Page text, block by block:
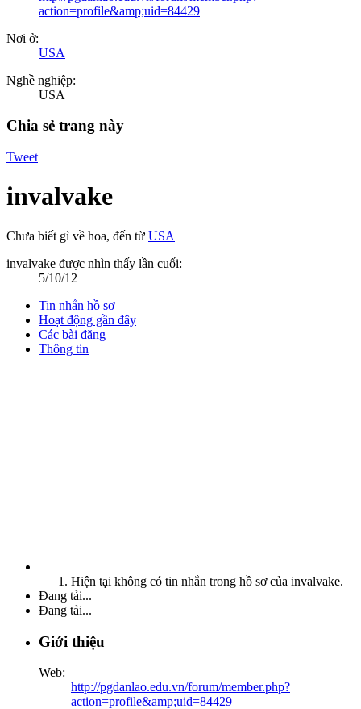
action=profile&amp;uid=84429
Nơi ở:
USA
Nghề nghiệp:
USA
Chia sẻ trang này
Tweet
invalvake
Chưa biết gì về hoa, đến từ USA
invalvake được nhìn thấy lần cuối:
5/10/12
Tin nhắn hồ sơ
Hoạt động gần đây
Các bài đăng
Thông tin
Hiện tại không có tin nhắn trong hồ sơ của invalvake.
Đang tải...
Đang tải...
Giới thiệu
Web:
http://pgdanlao.edu.vn/forum/member.php?
action=profile&amp;uid=84429